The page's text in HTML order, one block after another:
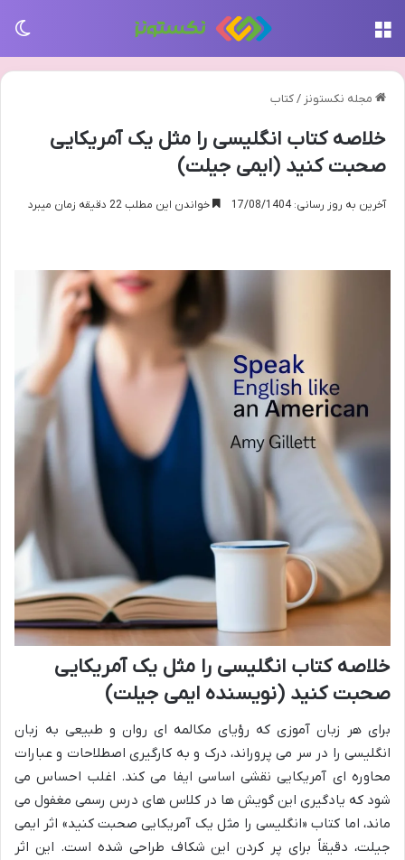
مجله نکستونز /کتاب
خلاصه کتاب انگلیسی را مثل یک آمریکایی
صحبت کنید (ایمی جیلت)
آخرین به روز رسانی: 17/08/1404 خواندن این مطلب 22 دقیقه زمان میبرد
خلاصه کتاب انگلیسی را مثل یک آمریکایی
صحبت کنید (نویسنده ایمی جیلت)
برای هر زبان آموزی که رؤیای مکالمه ای روان و طبیعی به زبان
انگلیسی را در سر می پروراند، درک و به کارگیری اصطلاحات و عبارات
محاوره ای آمریکایی نقشی اساسی ایفا می کند. اغلب احساس می
شود که یادگیری این گویش ها در کلاس های درس رسمی مغفول می
ماند، اما کتاب «انگلیسی را مثل یک آمریکایی صحبت کنید» اثر ایمی
جیلت، دقیقاً برای پر کردن این شکاف طراحی شده است. این اثر